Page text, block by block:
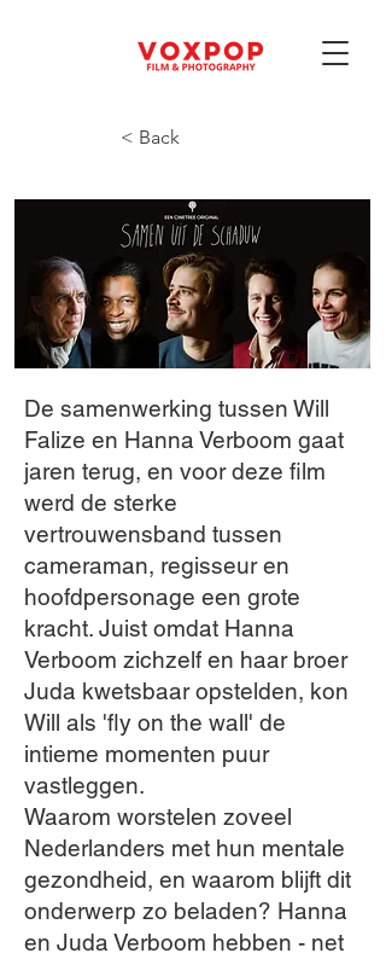
< Back
SAMEN UIT
DE
SCHADUW
De samenwerking tussen Will
Falize en Hanna Verboom gaat
jaren terug, en voor deze film
werd de sterke
vertrouwensband tussen
cameraman, regisseur en
hoofdpersonage een grote
kracht. Juist omdat Hanna
Verboom zichzelf en haar broer
Juda kwetsbaar opstelden, kon
Will als 'fly on the wall' de
intieme momenten puur
vastleggen.
Waarom worstelen zoveel
Nederlanders met hun mentale
gezondheid, en waarom blijft dit
onderwerp zo beladen? Hanna
en Juda Verboom hebben - net